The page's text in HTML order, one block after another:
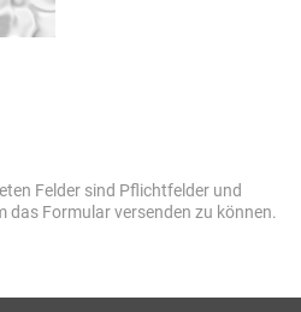
Felder sind Pflichtfelder und
das Formular versenden zu können.